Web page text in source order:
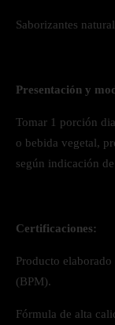
Saborizantes
Presentación y
Tomar 1 porción
o bebida vegetal,
según indicación
Certificaciones:
Producto
(BPM).
Fórmula de alta